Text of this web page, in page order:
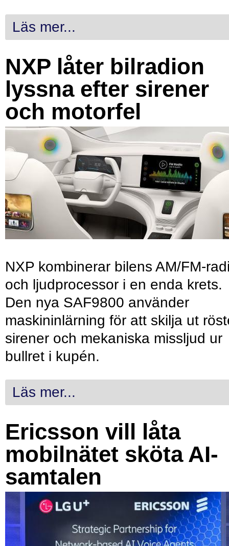
Läs mer...
NXP låter bilradion
lyssna efter sirener
och motorfel
NXP kombinerar bilens AM/FM-
och ljudprocessor i en enda krets.
Den nya SAF9800 använder
maskininlärning för att skilja ut
sirener och mekaniska missljud ur
bullret i kupén.
Läs mer...
Ericsson vill låta
mobilnätet sköta AI-
samtalen